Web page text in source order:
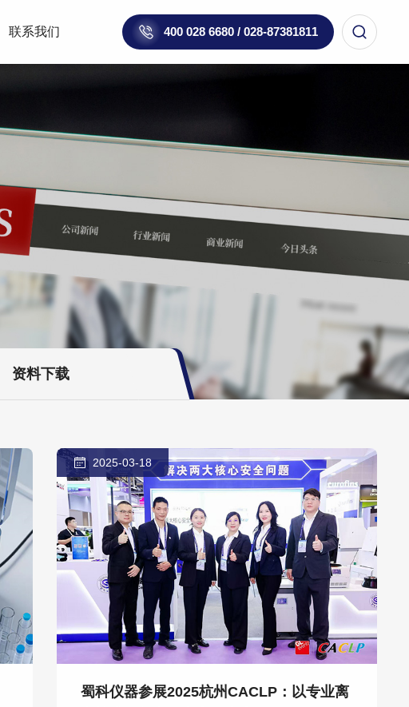
400 028 6680 / 028-87381811
联系我们
资料下载
2025-03-18
蜀科仪器参展2025杭州CACLP：以专业离